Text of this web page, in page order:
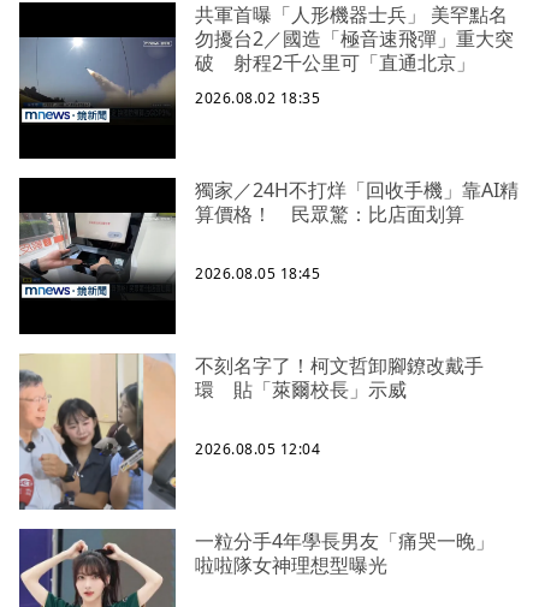
共軍首曝「人形機器士兵」 美罕點名
勿擾台2／國造「極音速飛彈」重大突
破 射程2千公里可「直通北京」
2026.08.02 18:35
獨家／24H不打烊「回收手機」靠AI精
算價格！ 民眾驚：比店面划算
2026.08.05 18:45
不刻名字了！柯文哲卸腳鐐改戴手
環 貼「萊爾校長」示威
2026.08.05 12:04
一粒分手4年學長男友「痛哭一晚」
啦啦隊女神理想型曝光